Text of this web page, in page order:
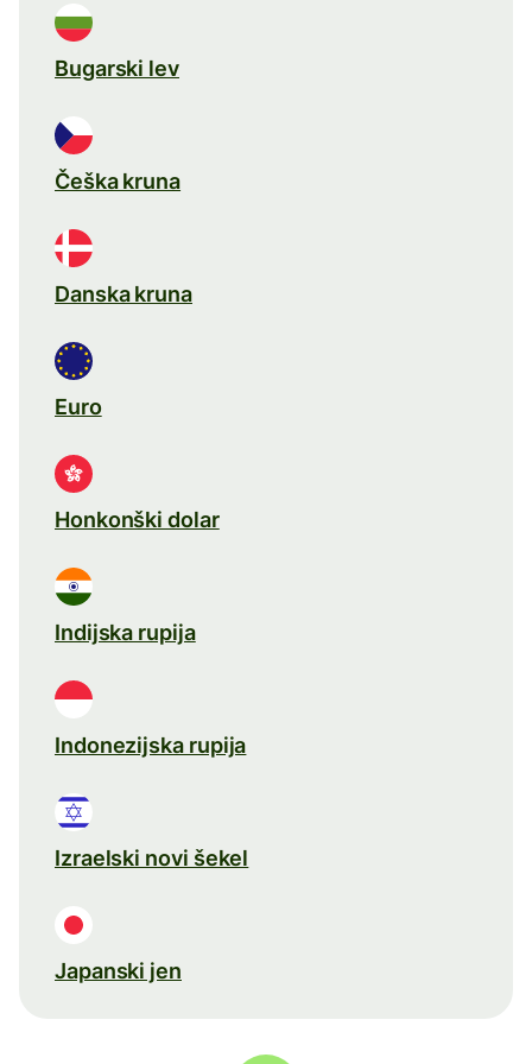
Bugarski lev
Češka kruna
Danska kruna
Euro
Honkonški dolar
Indijska rupija
Indonezijska rupija
Izraelski novi šekel
Japanski jen